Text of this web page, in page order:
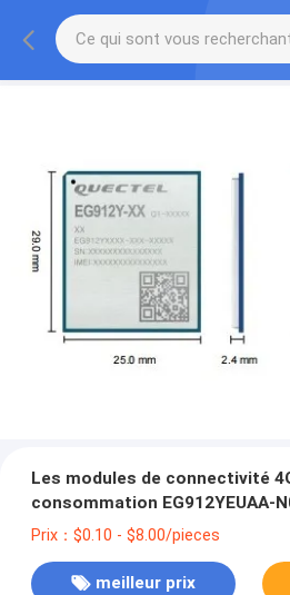
Les modules de connectivité
consommation EG912YEUAA-
Prix：$0.10 - $8.00/pieces
meilleur prix